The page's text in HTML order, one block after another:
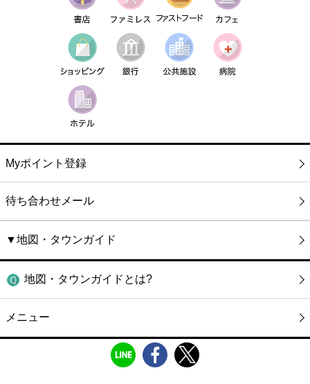
Myポイント登録
待ち合わせメール
▼地図・タウンガイド
地図・タウンガイドとは?
メニュー